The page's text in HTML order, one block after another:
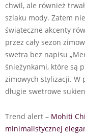
chwil, ale również
szlaku mody. Zatem
świąteczne akcenty
przez cały sezon
swetra bez napisu
śnieżynkami, które są
zimowych stylizacji. W
długie swetrowe
Trend alert – Mohiti
minimalistycznej